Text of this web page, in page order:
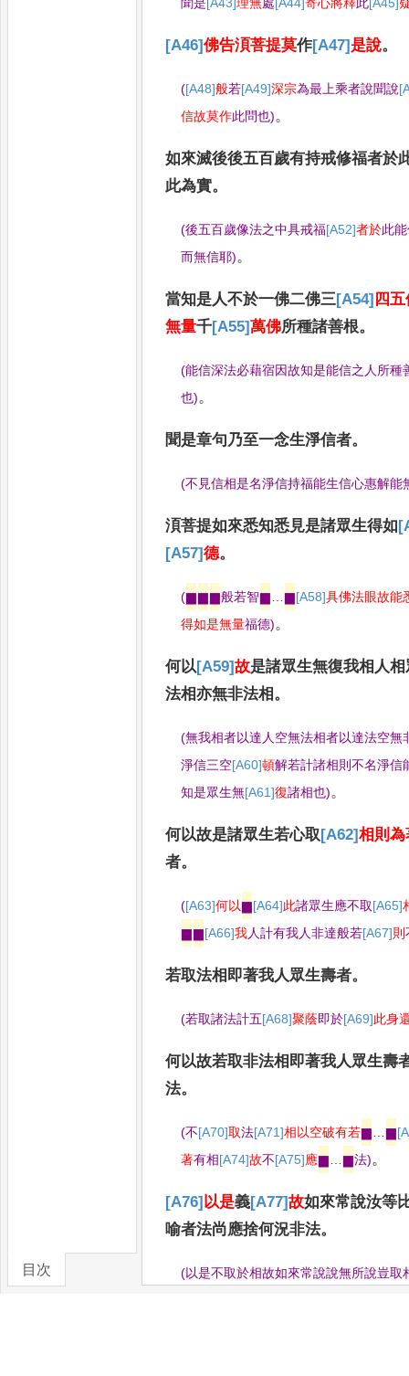
目次
聞是[A43]理無處[A44]寄心將釋此[A45]
[A46]佛告湏菩提莫作[A47] 是說。
([A48]般若[A49]深宗為最上乘者說聞說
信故莫作此問也)。
如來滅後後五百歲有持戒修福者於
此為實。
(後五百歲像法之中具戒福[A52]者於此
而無信耶)。
當知是人不於一佛二佛三[A54] 四
無量千[A55]萬佛所種諸善根。
(能信深法必藉宿因故知是能信之人所種
也)。
聞是章句乃至一念生淨信者。
(不見信相是名淨信持福能生信心惠解能
湏菩提如來悉知悉見是諸眾生得如
[A57]德。
(▆▆▆般若智▆…▆[A58]具佛法眼故能
得如是無量福德)。
何以[A59]故是諸眾生無復我相人
法相亦無非法相。
(無我相者以達人空無法相者以達法空無
淨信三空[A60]頓解若計諸相則不名淨信
知是眾生無[A61]復諸相也)。
何以故是諸眾生若心取 [A62]相則
者。
([A63]何以▆[A64]此諸眾生應不取[A65]
▆▆[A66]我人計有我人非達般若[A67]則
若取法相即著我人眾生壽者。
(若取諸法計五[A68]聚蔭即於[A69]此身
何以故若取非法相即著我人眾生壽
法。
(不[A70]取法[A71]相以空破有若▆…▆
著有相[A74]故不[A75]應▆…▆法)。
[A76] 以是義[A77]故如來常說汝等
喻者法尚應捨何況非法。
(以是不取於相故如來常說說無所說豈取